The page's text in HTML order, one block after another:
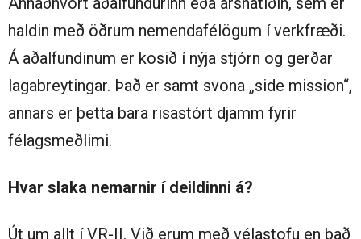
haldin með öðrum nemendafélögum í verkfræði.
Á aðalfundinum er kosið í nýja stjórn og gerðar
lagabreytingar. Það er samt svona „side mission“,
annars er þetta bara risastórt djamm fyrir
félagsmeðlimi.
Hvar slaka nemarnir í deildinni á?
Út um allt í VR-II. Við erum með vélastofu en það